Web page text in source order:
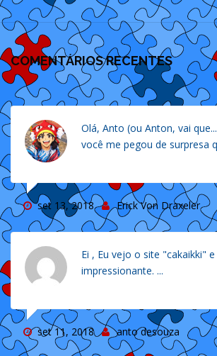
COMENTÁRIOS RECENTES
Olá, Anto (ou Anton, vai
você me pegou de surpresa
set 13, 2018 Erick Von Draxeler
Ei , Eu vejo o site "cakaikki" e
impressionante. ...
set 11, 2018 anto desouza